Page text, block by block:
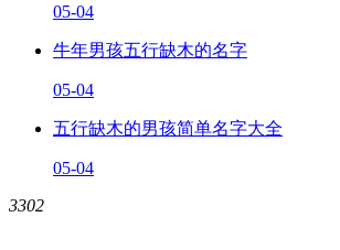
05-04
牛年男孩五行缺木的名字
05-04
五行缺木的男孩简单名字大全
05-04
3302